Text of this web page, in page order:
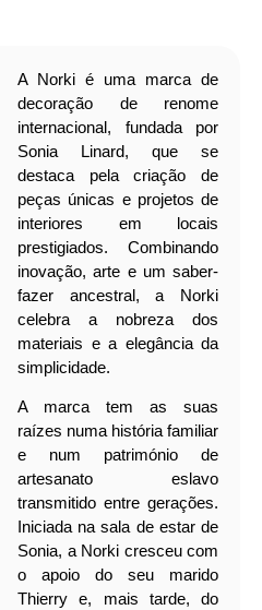
A Norki é uma marca de
decoração de renome
internacional, fundada por
Sonia Linard, que se
destaca pela criação de
peças únicas e projetos de
interiores em locais
prestigiados. Combinando
inovação, arte e um saber-
fazer ancestral, a Norki
celebra a nobreza dos
materiais e a elegância da
simplicidade.
A marca tem as suas
raízes numa história familiar
e num património de
artesanato eslavo
transmitido entre gerações.
Iniciada na sala de estar de
Sonia, a Norki cresceu com
o apoio do seu marido
Thierry e, mais tarde, do